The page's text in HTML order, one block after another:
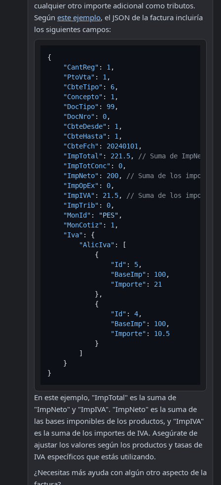
cualquier otro importe adicional como tributos.
Según este ejemplo, el JSON de la factura incluiría
los siguientes campos:
{
"CantReg" : 1 ,
"PtoVta" : 1 ,
"CbteTipo" : 6,
"Concepto" : 1 ,
"DocTipo" : 99,
"DocNro" : 0,
"CbteDesde" : 1 ,
"CbteHasta" : 1 ,
"CbteFch" : 20240101 ,
"ImpTotal" : 221.5,
// Suma de ImpNeto +
"ImpTotConc" : 0,
"ImpNeto" : 200,
// Suma de los importes
"ImpOpEx" : 0,
"ImpIVA" : 21.5,
// Suma de los importes
"ImpTrib" : 0,
"MonId" : "PES" ,
"MonCotiz" : 1 ,
"Iva" :
{
"AlicIva" :
[
{
"Id" : 5,
"BaseImp" : 100,
"Importe" :
21
} ,
{
"Id" : 4,
"BaseImp" : 100,
"Importe" :
10.5
}
]
}
}
En este ejemplo, "ImpTotal" es la suma de
"ImpNeto" y "ImpIVA". "ImpNeto" es la suma de
las bases imponibles de los productos, y "ImpIVA"
es la suma de los importes de IVA. Asegúrate de
ajustar los valores según los productos y tasas de
IVA específicos que estás utilizando.
¿Necesitas más ayuda con algún otro aspecto de la